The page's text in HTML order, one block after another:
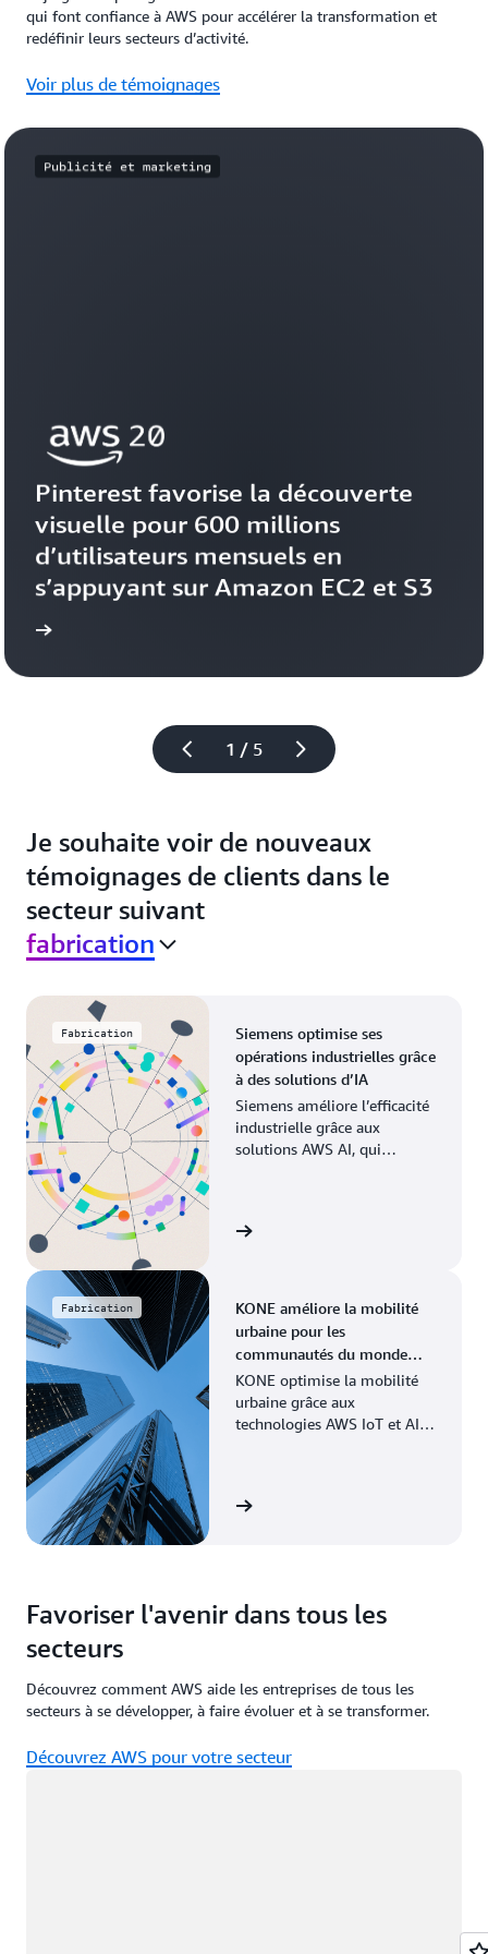
qui font confiance à AWS pour accélérer la transformation et
redéfinir leurs secteurs d’activité.
Voir plus de témoignages
1 / 5
Publicité et marketing
Pinterest favorise la découverte
visuelle pour 600 millions
d’utilisateurs mensuels en
s’appuyant sur Amazon EC2 et S3
Voir le
Je souhaite voir de nouveaux
témoignages de clients dans le
secteur suivant
fabrication
Fabrication
Siemens optimise ses
opérations industrielles grâce
à des solutions d’IA
Siemens améliore l’efficacité
industrielle grâce aux
solutions AWS AI, qui
Voir le témoignage
Fabrication
KONE améliore la mobilité
urbaine pour les
communautés du monde
entier
KONE optimise la mobilité
urbaine grâce aux
technologies AWS IoT et AI,
Voir le témoignage
Favoriser l'avenir dans tous les
secteurs
Découvrez comment AWS aide les entreprises de tous les
secteurs à se développer, à faire évoluer et à se transformer.
Découvrez AWS pour votre secteur